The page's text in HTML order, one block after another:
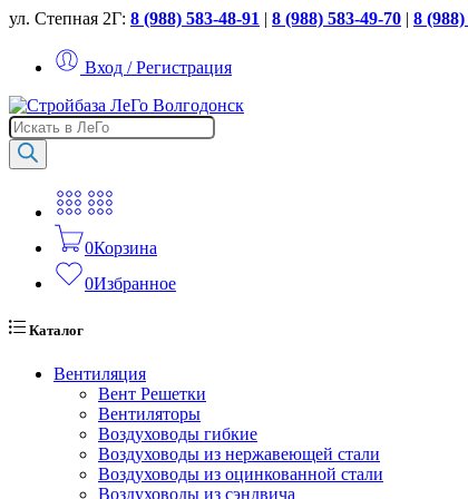
ул. Степная 2Г: 8 (988) 583-48-91 | 8 (988) 583-49-70 | 8
Вход / Регистрация
Поиск
товаров
0Корзина
0Избранное
Каталог
Вентиляция
Вент Решетки
Вентиляторы
Воздуховоды гибкие
Воздуховоды из нержавеющей стали
Воздуховоды из оцинкованной стали
Воздуховоды из сэндвича